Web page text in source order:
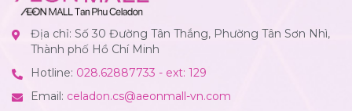
Địa chỉ: Số 30 Đường Tân Thắng, Phường Tân Sơn Nhì,
Thành phố Hồ Chí Minh
Hotline: 028.62887733 - ext: 129
Email: celadon.cs@aeonmall-vn.com